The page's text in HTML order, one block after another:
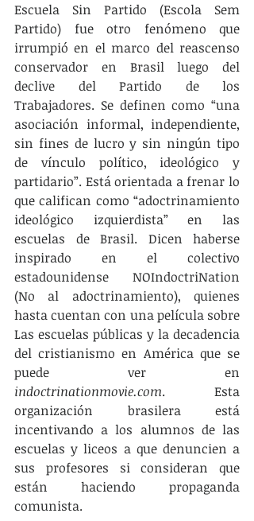
Escuela Sin Partido (Escola Sem
Partido) fue otro fenómeno que
irrumpió en el marco del reascenso
conservador en Brasil luego del
declive del Partido de los
Trabajadores. Se definen como “una
asociación informal, independiente,
sin fines de lucro y sin ningún tipo
de vínculo político, ideológico y
partidario”. Está orientada a frenar lo
que califican como “adoctrinamiento
ideológico izquierdista” en las
escuelas de Brasil. Dicen haberse
inspirado en el colectivo
estadounidense NOIndoctriNation
(No al adoctrinamiento), quienes
hasta cuentan con una película sobre
Las escuelas públicas y la decadencia
del cristianismo en América que se
indoctrinationmovie.com. Esta
organización brasilera está
incentivando a los alumnos de las
escuelas y liceos a que denuncien a
sus profesores si consideran que
están haciendo propaganda
comunista.